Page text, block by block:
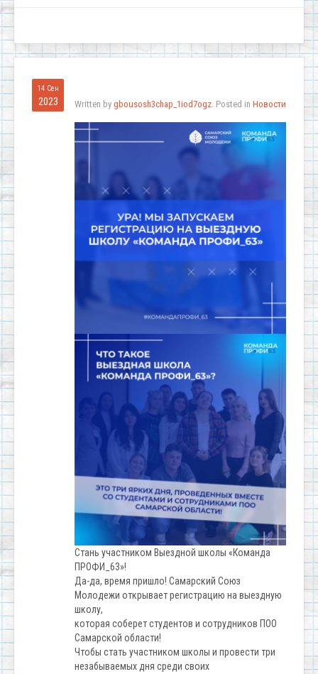
14 Сен
2023 Written by gbousosh3chap_1iod7ogz. Posted in Новости
Стань участником Выездной школы «Команда
ПРОФИ_63»!
Да-да, время пришло! Самарский Союз
Молодежи открывает регистрацию на выездную
школу,
которая соберет студентов и сотрудников ПОО
Самарской области!
Чтобы стать участником школы и провести три
незабываемых дня среди своих